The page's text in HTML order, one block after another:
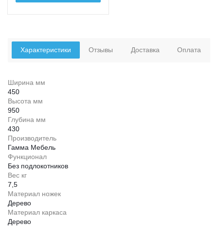
Характеристики
Ширина мм
450
Высота мм
950
Глубина мм
430
Производитель
Гамма Мебель
Функционал
Без подлокотников
Вес кг
7,5
Материал ножек
Дерево
Материал каркаса
Дерево
Отзывы Доставка Оплата